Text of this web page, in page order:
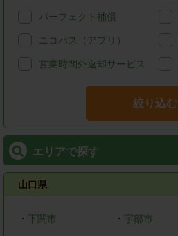
パーフェクト補償
ニコパス（アプリ）
営業時間外返却サービス
絞り込む
エリアで探す
山口県
・ 下関市 ・ 宇部市